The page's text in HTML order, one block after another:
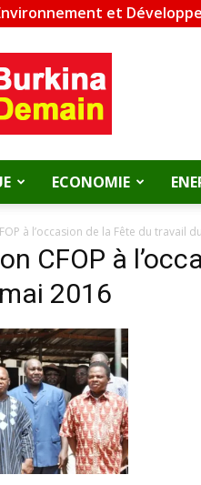
et
ECONOMIE
à l’occasion de la Fête du travail
CFOP à
2016